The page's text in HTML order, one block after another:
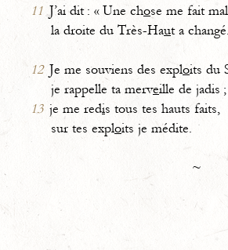
11 J’ai dit : « Une chose me fait
la droite du Très-Haut a
12 Je me souviens des exploits du
je rappelle ta merveille de jadis ;
13 je me redis tous tes hauts faits,
sur tes exploits je médite.
~